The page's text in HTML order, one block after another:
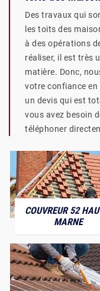
Des travaux qui
les toits des
à des opérations
réaliser, il est très
matière. Donc,
votre confiance en
un devis qui est
vous avez besoin
téléphoner
COUVREUR 52
MARNE